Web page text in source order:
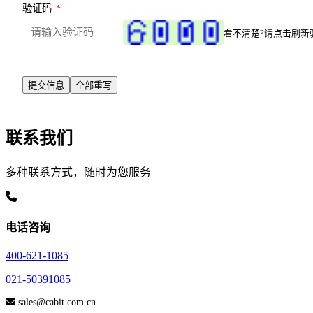
验证码 *
看不清楚?请点击刷新
联系我们
多种联系方式，随时为您服务
电话咨询
400-621-1085
021-50391085
sales@cabit.com.cn